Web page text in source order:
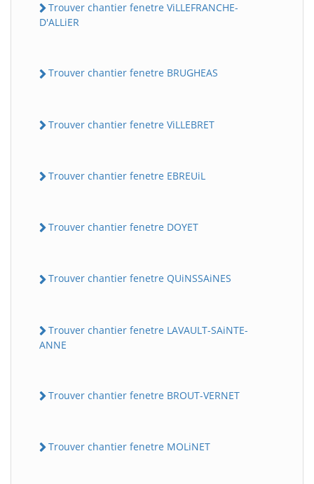
Trouver chantier fenetre ViLLEFRANCHE-
D'ALLiER
Trouver chantier fenetre BRUGHEAS
Trouver chantier fenetre ViLLEBRET
Trouver chantier fenetre EBREUiL
Trouver chantier fenetre DOYET
Trouver chantier fenetre QUiNSSAiNES
Trouver chantier fenetre LAVAULT-SAiNTE-
ANNE
Trouver chantier fenetre BROUT-VERNET
Trouver chantier fenetre MOLiNET